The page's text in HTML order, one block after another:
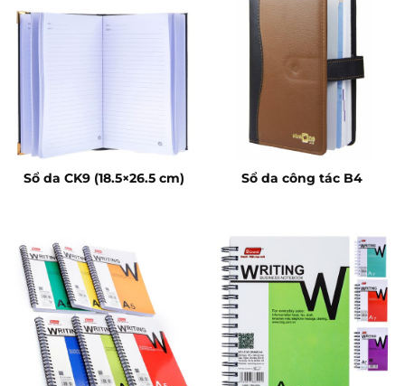
Sổ da CK9 (18.5×26.5 cm) Sổ da công tác B4